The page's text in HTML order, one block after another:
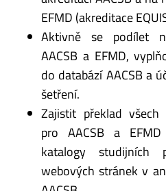
EFMD (akreditace
Aktivně se podílet
AACSB a EFMD,
do databází AACSB a
šetření.
Zajistit překlad všech
pro AACSB a
katalogy studijních
webových stránek v